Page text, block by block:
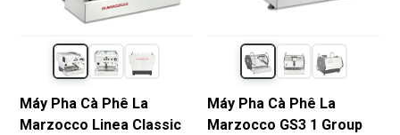
Máy Pha Cà Phê La
Marzocco Linea Classic
Máy Pha Cà Phê La
Marzocco GS3 1 Group